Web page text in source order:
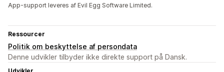
App-support leveres af Evil Egg Software Limited.
Ressourcer
Politik om beskyttelse af persondata
Denne udvikler tilbyder ikke direkte support på Dansk.